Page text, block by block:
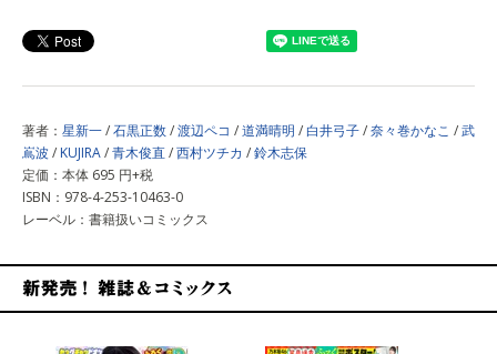
著者： 星新一/石黒正数/渡辺ペコ /道満晴明 / 白井弓子/奈々巻かなこ /武
嶌波 / KUJIRA/青木俊直/西村ツチカ /鈴木志保
定価：本体 695 円+税
ISBN：978-4-253-10463-0
レーベル：書籍扱いコミックス